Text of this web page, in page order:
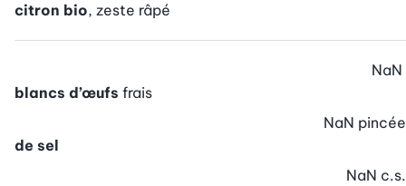
citron bio, zeste râpé
blancs d’œufs frais
NaN
de sel
NaN pincée
NaN c.s.